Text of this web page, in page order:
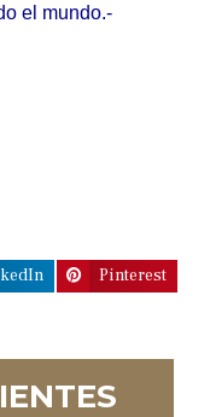
el mundo.-
Pinterest